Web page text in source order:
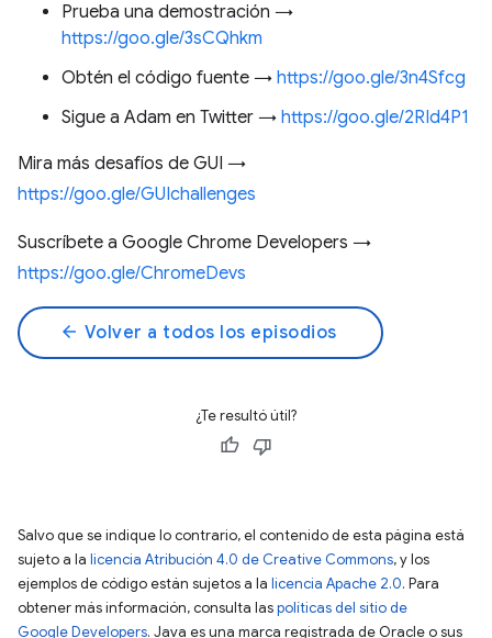
Prueba una demostración →
https://goo.gle/3sCQhkm
Obtén el código fuente → https://goo.gle/3n4Sfcg
Sigue a Adam en Twitter → https://goo.gle/2RId4P1
Mira más desafíos de GUI →
https://goo.gle/GUIchallenges
Suscríbete a Google Chrome Developers →
https://goo.gle/ChromeDevs
arrow_back Volver a todos los episodios
¿Te resultó útil?
Salvo que se indique lo contrario, el contenido de esta página está
sujeto a la licencia Atribución 4.0 de Creative Commons, y los
ejemplos de código están sujetos a la licencia Apache 2.0. Para
obtener más información, consulta laspolíticas del sitio de
Google Developers. Java es una marca registrada de Oracle o sus